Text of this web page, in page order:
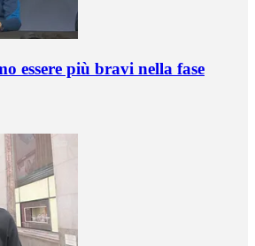
essere più bravi nella fase